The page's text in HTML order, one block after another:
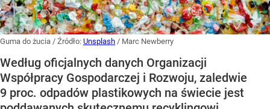
Guma do żucia / Źródło: Unsplash / Marc Newberry
Według oficjalnych danych Organizacji
Współpracy Gospodarczej i Rozwoju, zaledwie
9 proc. odpadów plastikowych na świecie jest